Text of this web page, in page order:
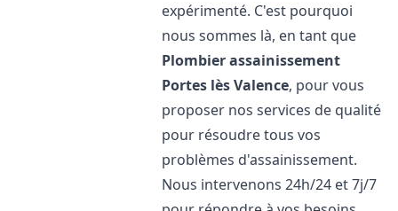
expérimenté. C'est pourquoi
nous sommes là, en tant que
Plombier assainissement
Portes lès Valence, pour vous
proposer nos services de qualité
pour résoudre tous vos
problèmes d'assainissement.
Nous intervenons 24h/24 et 7j/7